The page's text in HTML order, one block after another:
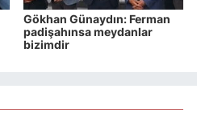
Gökhan Günaydın: Ferman
padişahınsa meydanlar
bizimdir